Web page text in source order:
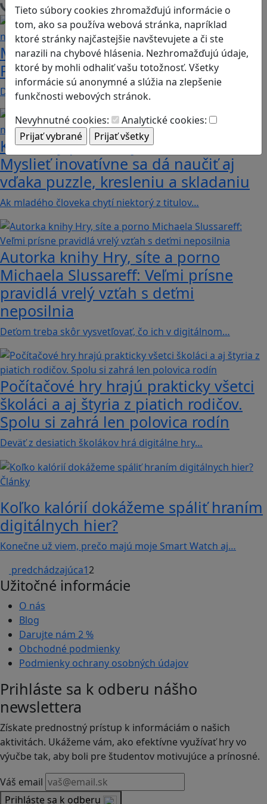
Tieto súbory cookies zhromažďujú informácie o
tom, ako sa používa webová stránka, napríklad
ktoré stránky najčastejšie navštevujete a či ste
narazili na chybové hlásenia. Nezhromažďujú údaje,
ktoré by mohli odhaliť vašu totožnosť. Všetky
informácie sú anonymné a slúžia na zlepšenie
funkčnosti webových stránok.
Nevyhnutné cookies:
Analytické cookies:
Načítam blogy
Manažovanie je často o kreativite.
Podnietiť ju vedia aj niektoré hry
Dnes nie je problém nájsť takmer ľubovoľnú tému,…
Ktoré hry podnecujú kreativitu?
Myslieť inovatívne sa dá naučiť aj
vďaka puzzle, kresleniu a skladaniu
Ak mladého človeka chytí niektorý z titulov…
Autorka knihy Hry, síte a porno
Michaela Slussareff: Veľmi prísne
pravidlá vrelý vzťah s deťmi
neposilnia
Deťom treba skôr vysvetľovať, čo ich v digitálnom…
Počítačové hry hrajú prakticky všetci
školáci a aj štyria z piatich rodičov.
Spolu si zahrá len polovica rodín
Deväť z desiatich školákov hrá digitálne hry…
Články
Koľko kalórií dokážeme spáliť hraním
digitálnych hier?
Konečne už viem, prečo majú moje Smart Watch aj…
predchádzajúca12
Užitočné informácie
O nás
Blog
Darujte nám 2 %
Obchodné podmienky
Podmienky ochrany osobných údajov
Prihláste sa k odberu nášho
newslettera
Získate prednostný prístup k informáciám o našich
aktivitách. Ukážeme vám, ako efektívne využívať hry vo
výučbe tak, aby boli pre študentov motivujúce a prínosné.
Váš email
Prihláste sa k odberu